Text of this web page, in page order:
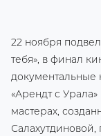
22 ноября
тебя», в финал
документальные
«Арендт с
мастерах,